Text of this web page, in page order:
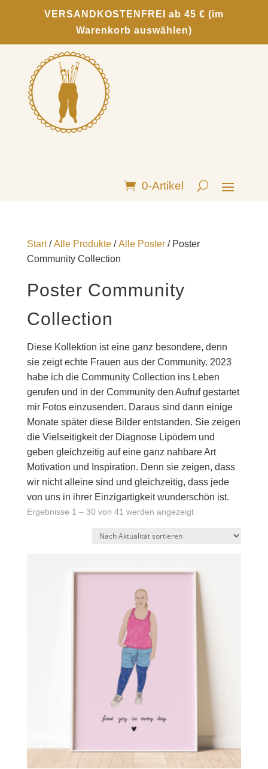
VERSANDKOSTENFREI ab 45 € (im
Warenkorb auswählen)
0-Artikel
Start/Alle Produkte/Alle Poster/ Poster
Community Collection
Poster Community
Collection
Diese Kollektion ist eine ganz besondere, denn
sie zeigt echte Frauen aus der Community. 2023
habe ich die Community Collection ins Leben
gerufen und in der Community den Aufruf gestartet
mir Fotos einzusenden. Daraus sind dann einige
Monate später diese Bilder entstanden. Sie zeigen
die Vielseitigkeit der Diagnose Lipödem und
geben gleichzeitig auf eine ganz nahbare Art
Motivation und Inspiration. Denn sie zeigen, dass
wir nicht alleine sind und gleichzeitig, dass jede
von uns in ihrer Einzigartigkeit wunderschön ist.
Ergebnisse 1 – 30 von 41 werden angezeigtNach